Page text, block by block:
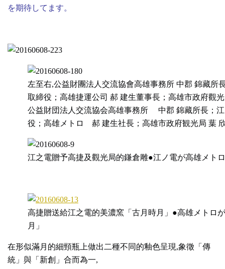
を期待してます。
左至右,公益財團法人交流協會高雄事務所 中郡 錦藏所
取締役；高雄捷運公司 郝 建生董事長；高雄市政府觀
公益財団法人交流協会高雄事務所 中郡 錦藏所長；
役；高雄メトロ 郝 建生社長；高雄市政府観光局 葉
江之電贈予高捷及觀光局的鎌倉雕●江ノ電が高雄メト
高捷贈送給江之電的美濃窯「古月時月」●高雄メトロ
月」
在形似滿月的細頸瓶上做出二種不同的釉色呈現,象徵「傳
統」與「新創」合而為一,